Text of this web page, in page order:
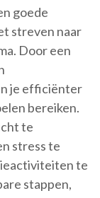
goede
streven naar
Door een
je efficiënter
bereiken.
te
stress te
te
stappen,